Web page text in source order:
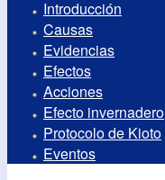
Introducción
Causas
Evidencias
Efectos
Acciones
Efecto invernadero
Protocolo de Kioto
Eventos